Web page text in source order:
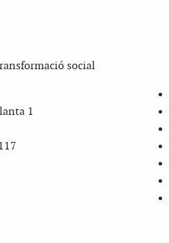
social
1